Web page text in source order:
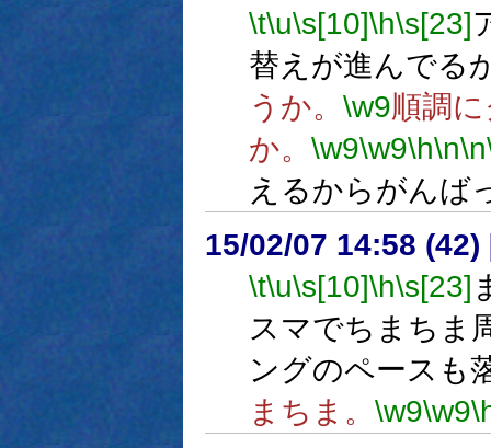
\t\u\s[10]\h\s[23]
替えが進んでる
うか。 \w9順調
か。 \w9\w9\h\n\n
えるからがんば
15/02/07 14:58 (42)
\t\u\s[10]\h\s[23]
スマでちまちま
ングのペースも
まちま。 \w9\w9